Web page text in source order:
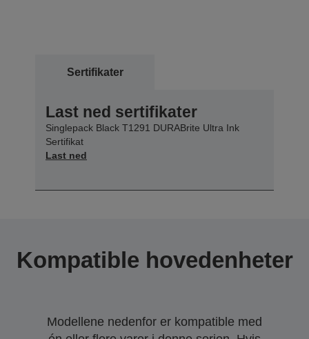
Sertifikater
Last ned sertifikater
Singlepack Black T1291 DURABrite Ultra Ink
Sertifikat
Last ned
Kompatible hovedenheter
Modellene nedenfor er kompatible med